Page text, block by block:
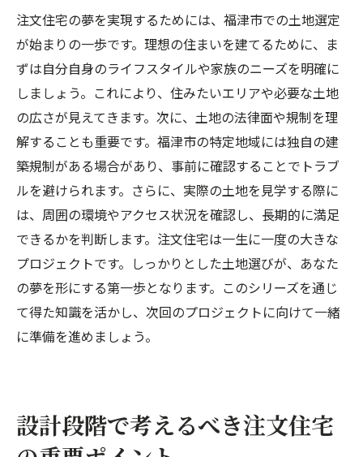
注文住宅の夢を実現するためには、福津市での土地選定
が始まりの一歩です。理想の住まいを建てるために、ま
ずは自分自身のライフスタイルや家族のニーズを明確に
しましょう。これにより、住みたいエリアや必要な土地
の広さが見えてきます。次に、土地の法律面や規制を理
解することも重要です。福津市の特定地域には独自の建
築規制がある場合があり、事前に確認することでトラブ
ルを避けられます。さらに、実際の土地を見学する際に
は、周囲の環境やアクセス状況を確認し、長期的に満足
できるかを判断します。注文住宅は一生に一度の大きな
プロジェクトです。しっかりとした土地選びが、あなた
の夢を形にする第一歩となります。このシリーズを通じ
て得た知識を活かし、次回のプロジェクトに向けて一緒
に準備を進めましょう。
設計段階で考えるべき注文住宅